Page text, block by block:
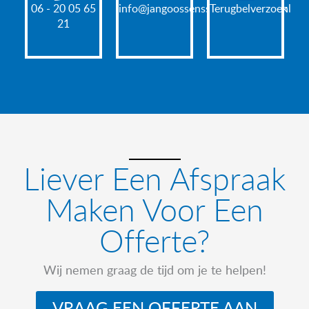
06 - 20 05 65
21
info@jangoossensschilderwerken.nl
Terugbelverzoek
Liever Een Afspraak
Maken Voor Een
Offerte?
Wij nemen graag de tijd om je te helpen!